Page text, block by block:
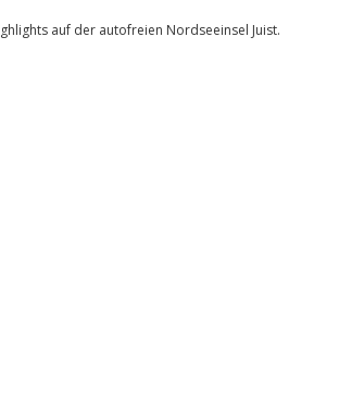
auf der autofreien Nordseeinsel Juist.